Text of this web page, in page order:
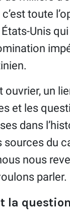
toute
Unis
ouvrier, un
et les
dans
sources du
nous
parler.
la